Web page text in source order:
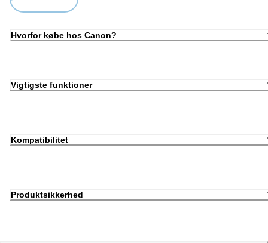
Loading...
Hvorfor købe hos Canon?
Vigtigste funktioner
Kompatibilitet
Produktsikkerhed